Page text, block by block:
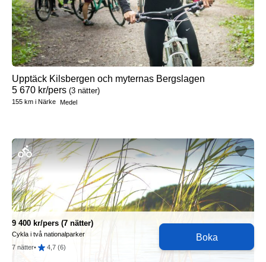
9 400 kr/pers (7 nätter)
Cykla i två nationalparker
7 nätter• 4,7 (6)
Boka
Upptäck Kilsbergen och myternas Bergslagen
5 670 kr/pers (3 nätter)
155 km i Närke Medel